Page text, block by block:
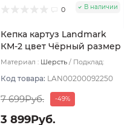
0 В наличии
Кепка картуз Landmark
КМ-2 цвет Чёрный размер
60
Материал : Шерсть
Подклад:
Код товара: LAN00200092250
7 699Руб. -49%
3 899Руб.